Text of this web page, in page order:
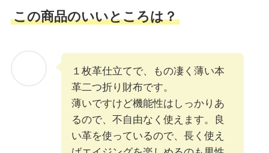
この商品のいいところは？
１枚革仕立てで、もの凄く薄い本
革二つ折り財布です。
薄いですけど機能性はしっかりあ
るので、不自由なく使えます。良
い革を使っているので、長く使え